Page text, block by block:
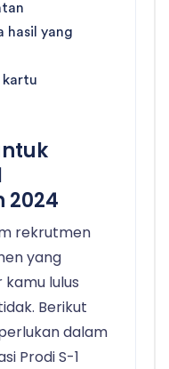
hasil yang
kartu
2024
rekrutmen
yang
lulus
Berikut
dalam
Prodi S-1